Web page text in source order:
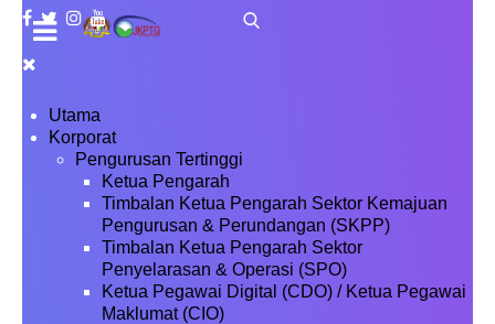
Utama
Korporat
Pengurusan Tertinggi
Ketua Pengarah
Timbalan Ketua Pengarah Sektor Kemajuan
Pengurusan & Perundangan (SKPP)
Timbalan Ketua Pengarah Sektor
Penyelarasan & Operasi (SPO)
Ketua Pegawai Digital (CDO) / Ketua Pegawai
Maklumat (CIO)